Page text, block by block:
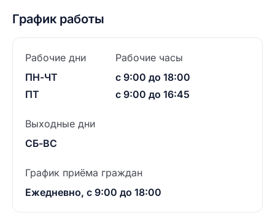
График работы
Рабочие дни
ПН-ЧТ
ПТ
Рабочие часы
с 9:00 до 18:00
с 9:00 до 16:45
Выходные дни
СБ-ВС
График приёма граждан
Ежедневно, с 9:00 до 18:00